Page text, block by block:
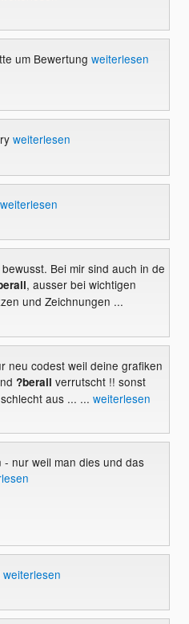
um Bewertung weiterlesen
weiterlesen
weiterlesen
Bei mir sind auch in de
, ausser bei wichtigen
und Zeichnungen ...
neu codest weil deine grafiken
?berall verrutscht !! sonst
aus ... ... weiterlesen
- nur weil man dies und das
weiterlesen